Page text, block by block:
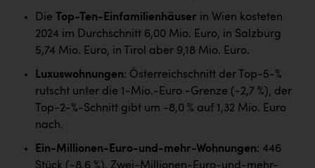
Kremsmüller Anlagenbau GmbH
Oldtimer Raststationen und Motorhotels
Österreichischer Kachelofenverband
Passage Linz
Die Top-Ten-Einfamilienhäuser in Wien kosteten
2024 im Durchschnitt 6,00 Mio. Euro, in Salzburg
5,74 Mio. Euro, in Tirol aber 9,18 Mio. Euro.
Luxuswohnungen: Österreichschnitt der Top-5-%
rutscht unter die 1-Mio.-Euro -Grenze (-2,7 %), der
Top-2-%-Schnitt gibt um -8,0 % auf 1,32 Mio. Euro
nach.
Ein-Millionen-Euro-und-mehr-Wohnungen: 446
Stück (-8,6 %), Zwei-Millionen-Euro-und-mehr-